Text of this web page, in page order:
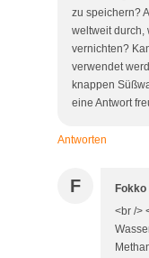
zu speichern?
weltweit durch,
vernichten?
verwendet
knappen
eine Antwort
Antworten
F Fokko
<br />